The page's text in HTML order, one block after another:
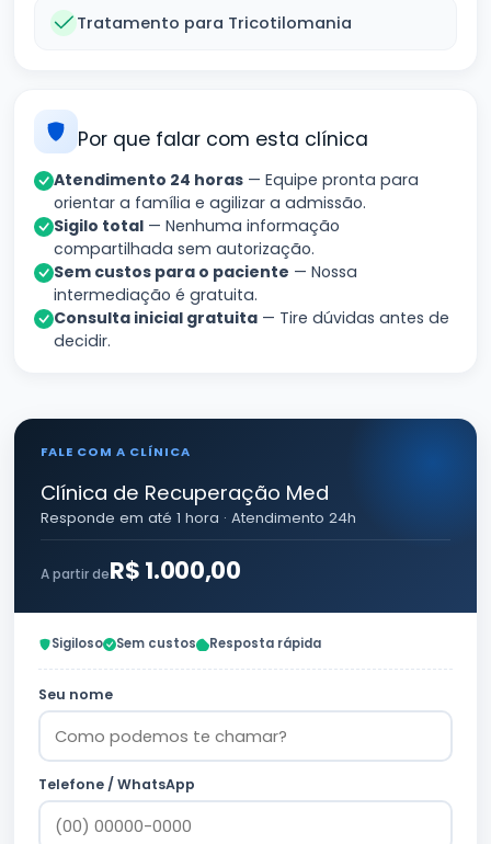
Tratamento para Tricotilomania
Por que falar com esta clínica
Atendimento 24 horas — Equipe pronta para
orientar a família e agilizar a admissão.
Sigilo total — Nenhuma informação
compartilhada sem autorização.
Sem custos para o paciente — Nossa
intermediação é gratuita.
Consulta inicial gratuita — Tire dúvidas antes de
decidir.
FALE COM A CLÍNICA
Clínica de Recuperação Med
Responde em até 1 hora · Atendimento 24h
A partir deR$ 1.000,00
Sigiloso Sem custos Resposta rápida
Seu nome
Telefone / WhatsApp